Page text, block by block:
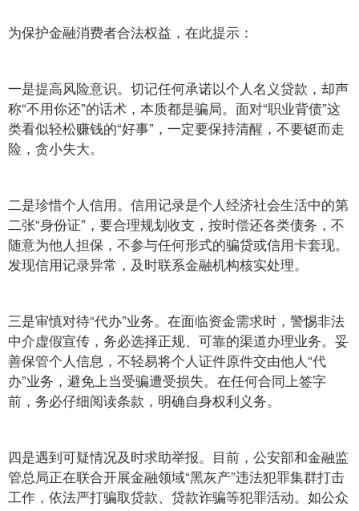
为保护金融消费者合法权益，在此提示：
一是提高风险意识。切记任何承诺以个人名义贷款，却声
称“不用你还”的话术，本质都是骗局。面对“职业背债”这
类看似轻松赚钱的“好事”，一定要保持清醒，不要铤而走
险，贪小失大。
二是珍惜个人信用。信用记录是个人经济社会生活中的第
二张“身份证”，要合理规划收支，按时偿还各类债务，不
随意为他人担保，不参与任何形式的骗贷或信用卡套现。
发现信用记录异常，及时联系金融机构核实处理。
三是审慎对待“代办”业务。在面临资金需求时，警惕非法
中介虚假宣传，务必选择正规、可靠的渠道办理业务。妥
善保管个人信息，不轻易将个人证件原件交由他人“代
办”业务，避免上当受骗遭受损失。在任何合同上签字
前，务必仔细阅读条款，明确自身权利义务。
四是遇到可疑情况及时求助举报。目前，公安部和金融监
管总局正在联合开展金融领域“黑灰产”违法犯罪集群打击
工作，依法严打骗取贷款、贷款诈骗等犯罪活动。如公众